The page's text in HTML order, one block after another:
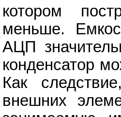
котором
меньше.
АЦП
конденсатор
Как
внешних